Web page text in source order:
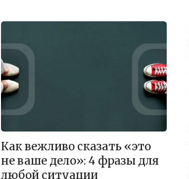
Как вежливо сказать «это
не ваше дело»: 4 фразы для
любой ситуации